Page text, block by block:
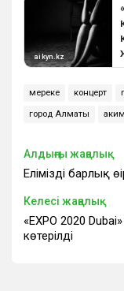
мереке концерт
город Алматы
Алдыңғы жаңалық
Еліміздің барлық
Келесі жаңалық
«EXPO 2020
көтерілді